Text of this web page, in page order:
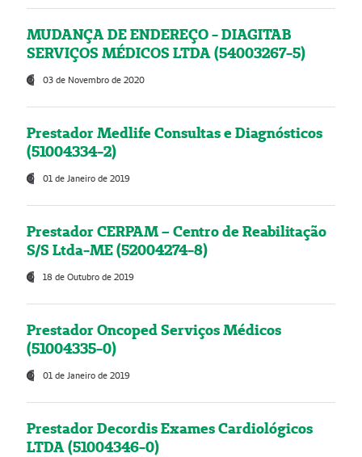
MUDANÇA DE ENDEREÇO - DIAGITAB
SERVIÇOS MÉDICOS LTDA (54003267-5)
03 de Novembro de 2020
Prestador Medlife Consultas e Diagnósticos
(51004334-2)
01 de Janeiro de 2019
Prestador CERPAM – Centro de Reabilitação
S/S Ltda-ME (52004274-8)
18 de Outubro de 2019
Prestador Oncoped Serviços Médicos
(51004335-0)
01 de Janeiro de 2019
Prestador Decordis Exames Cardiológicos
LTDA (51004346-0)